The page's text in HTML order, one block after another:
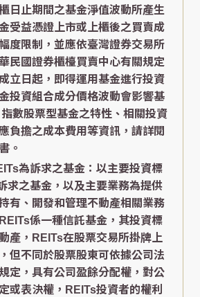
日止期間之基金淨值波動所產生
受益憑證上市或上櫃後之買賣成
度限制，並應依臺灣證券交易所
民國證券櫃檯買賣中心有關規定
立日起，即得運用基金進行投資
投資組合成分價格波動會影響基
數股票型基金之特性、相關投資
負擔之成本費用等資訊，請詳閱
。
為訴求之基金：以主要投資標
求之基金，以及主要業務為提供
有、開發和管理不動產相關業務
係一種信託基金，其投資標
產，REITs在股票交易所掛牌上
但不同於股票股東可依據公司法
定，具有公司盈餘分配權，對公
或表決權，REITs投資者的權利